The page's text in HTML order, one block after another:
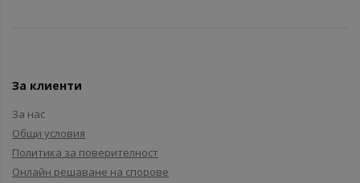
За клиенти
За нас
Общи условия
Политика за поверителност
Онлайн решаване на спорове